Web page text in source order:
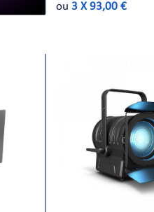
ou3 X 93,00 €